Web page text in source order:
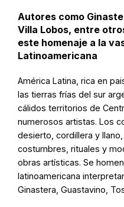
Autores como
Villa Lobos, entre
este homenaje a la
Latinoamericana
América Latina, rica en
las tierras frías del sur
cálidos territorios de
numerosos artistas. Los
desierto, cordillera y
costumbres, rituales y
obras artísticas. Se
latinoamericana
Ginastera, Guastavino,